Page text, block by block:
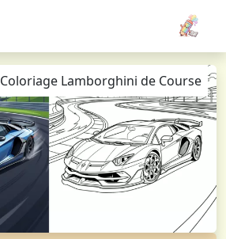
Coloriage Lamborghini de Course